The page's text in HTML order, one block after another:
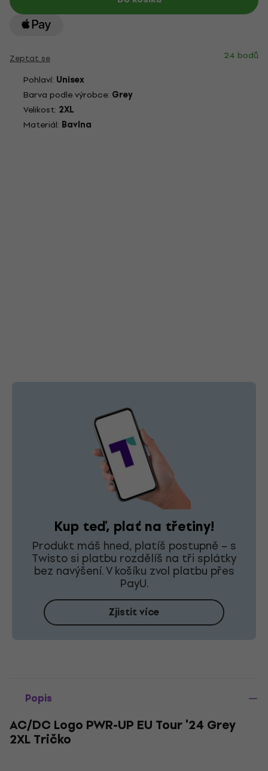
Zeptat se
24 bodů
Pohlaví: Unisex
Barva podle výrobce: Grey
Velikost: 2XL
Materiál: Bavlna
Kup teď, plať na třetiny!
Produkt máš hned, platíš postupně – s
Twisto si platbu rozdělíš na tři splátky
bez navýšení. V košíku zvol platbu přes
PayU.
Zjistit více
Popis
AC/DC Logo PWR-UP EU Tour '24 Grey
2XL Tričko